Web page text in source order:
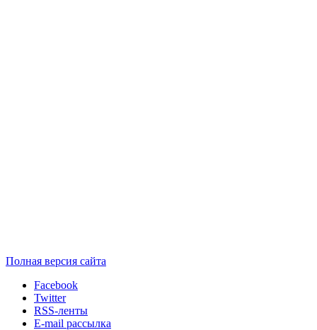
Полная версия сайта
Facebook
Twitter
RSS-ленты
E-mail рассылка